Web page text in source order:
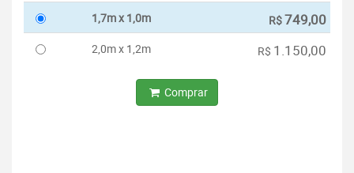
1,7m x 1,0m R$749,00
2,0m x 1,2m R$ 1.150,00
Comprar